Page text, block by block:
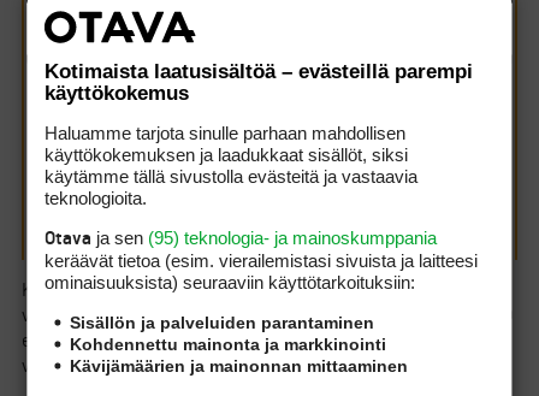
tukemiseksi). 10 %.
perhepelioikeuksineen 1000 pelioikeutta.
Ja miksi juuri sillä tavalla?
Aina tilaa ilman ajanvarausta.
Kahden kentän liikevaihto on noin 1 500 000 ja jos jätetään
vieraiden GFt pois niin 500 osakkeen määrällä vastike olisi 3000
eeroa. Jos nyt osakkaan vieraat maksavat jotain (köyhäilyä)
voisihan tuo maksu pudota esim 2700 eeroon/vuosi.
Kotimaista laatusisältöä – evästeillä parempi
käyttökokemus
Haluamme tarjota sinulle parhaan mahdollisen
käyttökokemuksen ja laadukkaat sisällöt, siksi
käytämme tällä sivustolla evästeitä ja vastaavia
teknologioita.
Otava ja sen (95) teknologia- ja mainoskumppania
keräävät tietoa (esim. vierailemis­tasi sivuista ja laitteesi
ominaisuuk­sista) seuraaviin käyttötarkoituksiin:
Sisällön ja palveluiden parantaminen
Kohdennettu mainonta ja markkinointi
Kävijämäärien ja mainonnan mittaaminen